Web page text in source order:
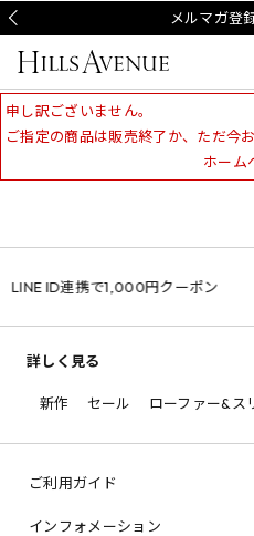
メルマガ登
申し訳ございません。
ご指定の商品は販売終了か、ただ今
ホーム
LINE ID連携で1,000円クーポン
詳しく見る
新作 セール ローファー&ス
ご利用ガイド
インフォメーション